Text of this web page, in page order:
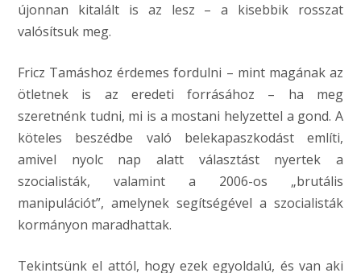
újonnan kitalált is az lesz – a kisebbik rosszat
valósítsuk meg.
Fricz Tamáshoz érdemes fordulni – mint magának az
ötletnek is az eredeti forrásához – ha meg
szeretnénk tudni, mi is a mostani helyzettel a gond. A
köteles beszédbe való belekapaszkodást említi,
amivel nyolc nap alatt választást nyertek a
szocialisták, valamint a 2006-os „brutális
manipulációt”, amelynek segítségével a szocialisták
kormányon maradhattak.
Tekintsünk el attól, hogy ezek egyoldalú, és van aki